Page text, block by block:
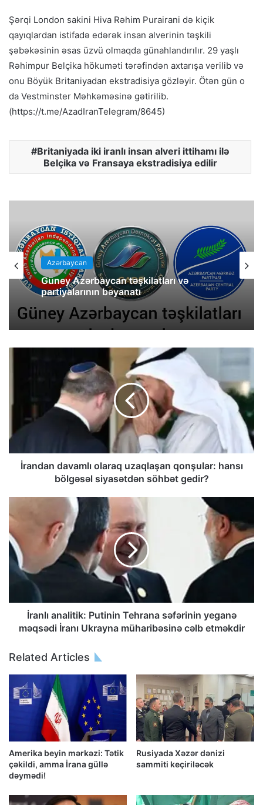
Şərqi London sakini Hiva Rəhim Purairani də kiçik
qayıqlardan istifadə edərək insan alverinin təşkili
şəbəkəsinin əsas üzvü olmaqda günahlandırılır. 29 yaşlı
Rəhimpur Belçika hökuməti tərəfindən axtarışa verilib və
onu Böyük Britaniyadan ekstradisiya gözləyir. Ötən gün o
da Vestminster Məhkəməsinə gətirilib.
(https://t.me/AzadIranTelegram/8645)
Britaniyada iki iranlı insan alveri ittihamı ilə
Belçika və Fransaya ekstradisiya edilir
Azərbaycan
Güney Azərbaycan təşkilatları və
partiyalarının bəyanatı
İrandan davamlı olaraq uzaqlaşan qonşular: hansı
bölgəsəl siyasətdən söhbət gedir?
İranlı analitik: Putinin Tehrana səfərinin yeganə
məqsədi İranı Ukrayna müharibəsinə cəlb etməkdir
Related Articles
Amerika beyin mərkəzi: Tətik
çəkildi, amma İrana güllə
dəymədi!
Rusiyada Xəzər dənizi
sammiti keçiriləcək